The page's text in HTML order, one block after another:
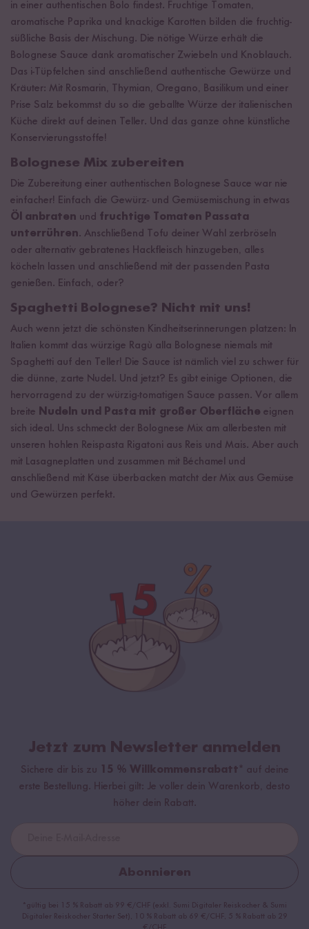
in einer authentischen Bolo findest. Fruchtige Tomaten,
aromatische Paprika und knackige Karotten bilden die fruchtig-
süßliche Basis der Mischung. Die nötige Würze erhält die
Bolognese Sauce dank aromatischer Zwiebeln und Knoblauch.
Das i-Tüpfelchen sind anschließend authentische Gewürze und
Kräuter: Mit Rosmarin, Thymian, Oregano, Basilikum und einer
Prise Salz bekommst du so die geballte Würze der italienischen
Küche direkt auf deinen Teller. Und das ganze ohne künstliche
Konservierungsstoffe!
Bolognese Mix zubereiten
Die Zubereitung einer authentischen Bolognese Sauce war nie
einfacher! Einfach die Gewürz- und Gemüsemischung in etwas
Öl anbraten und fruchtige Tomaten Passata
unterrühren. Anschließend Tofu deiner Wahl zerbröseln
oder alternativ gebratenes Hackfleisch hinzugeben, alles
köcheln lassen und anschließend mit der passenden Pasta
genießen. Einfach, oder?
Spaghetti Bolognese? Nicht mit uns!
Auch wenn jetzt die schönsten Kindheitserinnerungen platzen: In
Italien kommt das würzige Ragù alla Bolognese niemals mit
Spaghetti auf den Teller! Die Sauce ist nämlich viel zu schwer für
die dünne, zarte Nudel. Und jetzt? Es gibt einige Optionen, die
hervorragend zu der würzig-tomatigen Sauce passen. Vor allem
breite Nudeln und Pasta mit großer Oberfläche eignen
sich ideal. Uns schmeckt der Bolognese Mix am allerbesten mit
unseren hohlen Reispasta Rigatoni aus Reis und Mais. Aber auch
mit Lasagneplatten und zusammen mit Béchamel und
anschließend mit Käse überbacken matcht der Mix aus Gemüse
und Gewürzen perfekt.
Jetzt zum Newsletter anmelden
Sichere dir bis zu 15 % Willkommensrabatt* auf deine
erste Bestellung. Hierbei gilt: Je voller dein Warenkorb, desto
höher dein Rabatt.
Abonnieren
*gültig bei 15 % Rabatt ab 99 €/CHF (exkl. Sumi Digitaler Reiskocher & Sumi
Digitaler Reiskocher Starter Set), 10 % Rabatt ab 69 €/CHF, 5 % Rabatt ab 29